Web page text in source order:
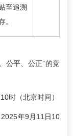
至追溯
。
公平、公正”的竞
时（北京时间）
年9月11日10